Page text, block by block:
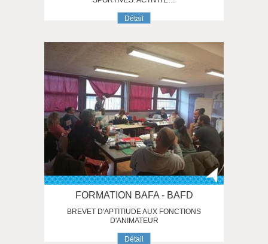
Détail
FORMATION BAFA - BAFD
BREVET D'APTITIUDE AUX FONCTIONS
D'ANIMATEUR
Détail